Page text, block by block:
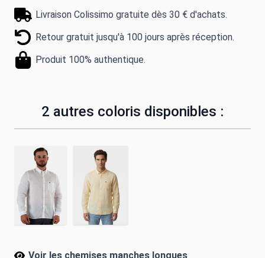
Livraison Colissimo gratuite dès 30 € d'achats.
Retour gratuit jusqu'à 100 jours après réception.
Produit 100% authentique.
2 autres coloris disponibles :
Voir les chemises manches longues